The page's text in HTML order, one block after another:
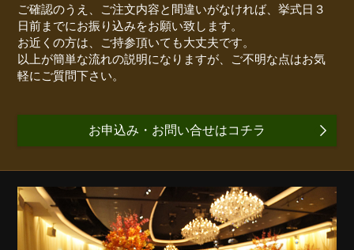
ご確認のうえ、ご注文内容と間違いがなければ、挙式日３
日前までにお振り込みをお願い致します。
お近くの方は、ご持参頂いても大丈夫です。
以上が簡単な流れの説明になりますが、ご不明な点はお気
軽にご質問下さい。
お申込み・お問い合せはコチラ